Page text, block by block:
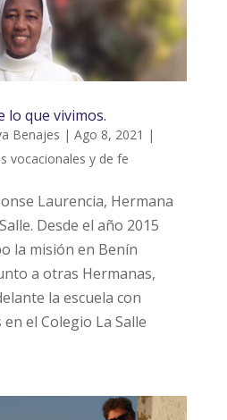
lo que vivimos.
Benajes | Ago 8, 2021 |
vocacionales y de fe
Laurencia, Hermana
Desde el año 2015
la misión en Benín
a otras Hermanas,
la escuela con
el Colegio La Salle